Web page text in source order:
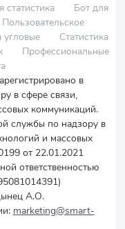
статистика
Бот для
Пользовательское
угловые
Статистика
Профессиональные
в
в сфере связи,
коммуникаций.
службы по надзору в
и массовых
от 22.01.2021
ответственностью
А.О.
marketing@smart-